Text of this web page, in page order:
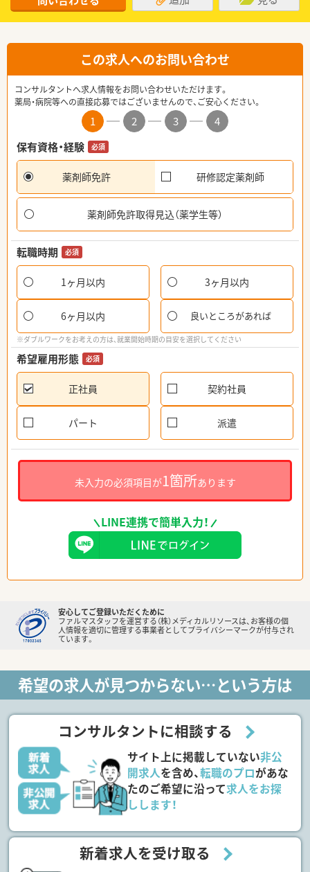
この求人へのお問い合わせ
コンサルタントへ求人情報をお問い合わせいただけます。
薬局・病院等への直接応募ではございませんので、ご安心ください。
1 2 3
4
保有資格・経験
必須
薬剤師免許 研修認定薬剤師
薬剤師免許取得見込（薬学生等）
転職時期 必須
1ヶ月以内 3ヶ月以内
6ヶ月以内 良いところがあれば
※ダブルワークをお考えの方は、就業開始時期の目安を選択してください
希望雇用形態 必須
正社員 契約社員
パート 派遣
未入力の必須項目が1箇所あります
LINE連携で簡単入力！
安心してご登録いただくために
ファルマスタッフを運営する（株）メディカルリソースは、お客様の個
人情報を適切に管理する事業者としてプライバシーマークが付与され
ています。
希望の求人が見つからない…という方は
コンサルタントに相談する
サイト上に掲載していない非公
開求人を含め、転職のプロがあな
たのご希望に沿って求人をお探
しします！
新着求人を受け取る